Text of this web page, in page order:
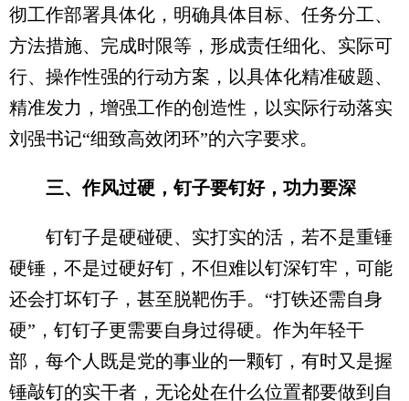
彻工作部署具体化，明确具体目标、任务分工、
方法措施、完成时限等，形成责任细化、实际可
行、操作性强的行动方案，以具体化精准破题、
精准发力，增强工作的创造性，以实际行动落实
刘强书记“细致高效闭环”的六字要求。
三、作风过硬，钉子要钉好，功力要深
钉钉子是硬碰硬、实打实的活，若不是重锤
硬锤，不是过硬好钉，不但难以钉深钉牢，可能
还会打坏钉子，甚至脱靶伤手。“打铁还需自身
硬”，钉钉子更需要自身过得硬。作为年轻干
部，每个人既是党的事业的一颗钉，有时又是握
锤敲钉的实干者，无论处在什么位置都要做到自